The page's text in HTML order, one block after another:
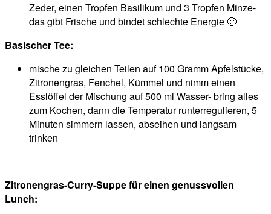
Zeder, einen Tropfen Basilikum und 3 Tropfen Minze-
das gibt Frische und bindet schlechte Energie 🙂
Basischer Tee:
mische zu gleichen Teilen auf 100 Gramm Apfelstücke,
Zitronengras, Fenchel, Kümmel und nimm einen
Esslöffel der Mischung auf 500 ml Wasser- bring alles
zum Kochen, dann die Temperatur runterregulieren, 5
Minuten simmern lassen, abseihen und langsam
trinken
Zitronengras-Curry-Suppefür einen genussvollen
Lunch: